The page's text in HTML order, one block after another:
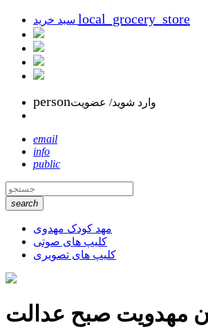
local_grocery_store
personوارد شوید/ عضویت
email
info
public
search
مهد کودک مهدوی
کلیپ های صوتی
کلیپ های تصویری
مهدویت صبح عدالت